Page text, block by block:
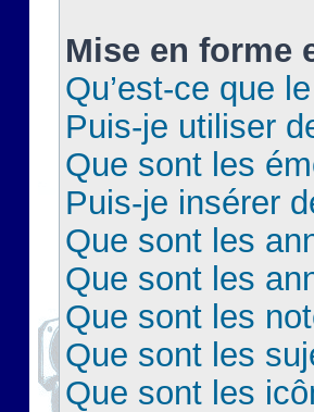
Mise en forme
Qu’est-ce que
Puis-je utiliser
Que sont les
Puis-je insérer
Que sont les
Que sont les
Que sont les
Que sont les
Que sont les